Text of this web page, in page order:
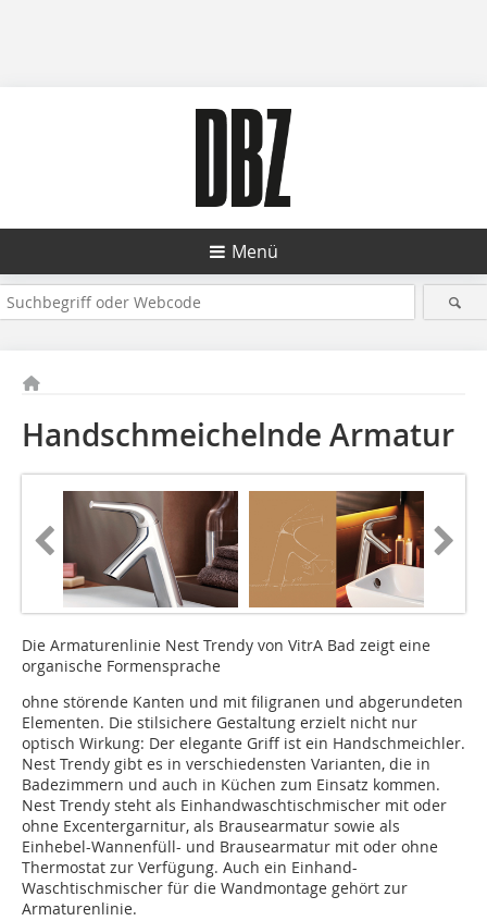
Menü
Handschmeichelnde Armatur
Die Armaturenlinie Nest Trendy von VitrA Bad zeigt eine
organische Formensprache
ohne störende Kanten und mit filigranen und abgerundeten
Elementen. Die stilsichere Gestaltung erzielt nicht nur
optisch Wirkung: Der elegante Griff ist ein Handschmeichler.
Nest Trendy gibt es in verschiedensten Varianten, die in
Badezimmern und auch in Küchen zum Einsatz kommen.
Nest Trendy steht als Einhandwaschtischmischer mit oder
ohne Excentergarnitur, als Brausearmatur sowie als
Einhebel-Wannenfüll- und Brausearmatur mit oder ohne
Thermostat zur Verfügung. Auch ein Einhand-
Waschtischmischer für die Wandmontage gehört zur
Armaturenlinie.